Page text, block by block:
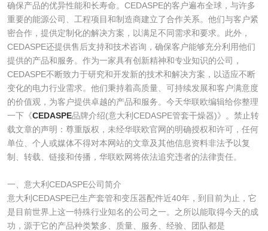
确保产品的优异性能和长寿命。CEDASPE的客户遍布全球，与许多
重要的能源公司、工程项目和制造商建立了合作关系。他们与客户紧
密合作，提供定制化的解决方案，以满足不同需求和要求。此外，
CEDASPE还提供售后支持和技术咨询，确保客户能够充分利用他们
提供的产品和服务。作为一家具有创新精神和专业知识的公司，
CEDASPE不断致力于研究和开发新的技术和解决方案，以适应不断
变化的电力行业需求。他们秉持着高质量、可持续发展和客户满意度
的价值观，为客户提供卓越的产品和服务。今天华联欧编辑给你整理
一下《CEDASPE品牌介绍(意大利CEDASPE管套干燥器)》。禁止转
载文章的声明：尊重版权，未经华联欧官网的明确授权和许可，任何
单位、个人或媒体不得对本网站的文章及其他信息资料非法予以复
制、转载、链接和传播，华联欧网将依法追究违者的法律责任。​
一、意大利CEDASPE公司简介
意大利CEDASPE已生产套管和变压器配件近40年，到目前为止，它
是目前世界上这一特殊行业知名的公司之一。之所以能取得今天的成
功，源于它的产品种类繁多、质量、服务、经验、团队都是